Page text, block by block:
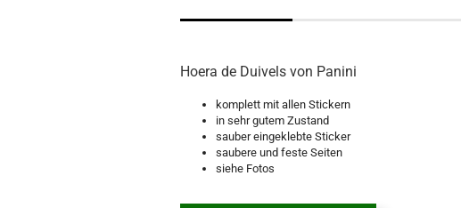
Hoera de Duivels von Panini
komplett mit allen Stickern
in sehr gutem Zustand
sauber eingeklebte Sticker
saubere und feste Seiten
siehe Fotos